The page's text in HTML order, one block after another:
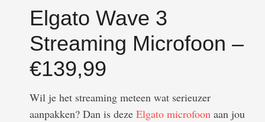
Elgato Wave 3
Streaming Microfoon –
€139,99
Wil je het streaming meteen wat serieuzer
aanpakken? Dan is deze Elgato microfoon aan jou